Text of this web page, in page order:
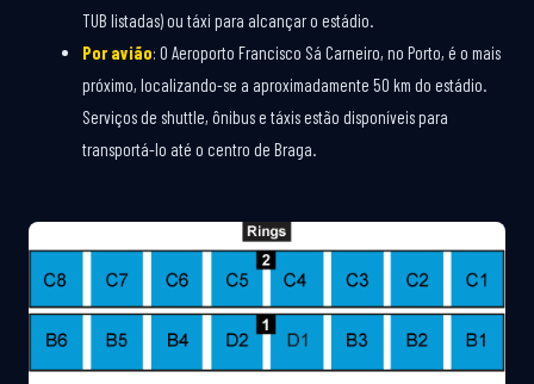
TUB listadas) ou táxi para alcançar o estádio.
Por avião: O Aeroporto Francisco Sá Carneiro, no Porto, é o mais
próximo, localizando-se a aproximadamente 50 km do estádio.
Serviços de shuttle, ônibus e táxis estão disponíveis para
transportá-lo até o centro de Braga.